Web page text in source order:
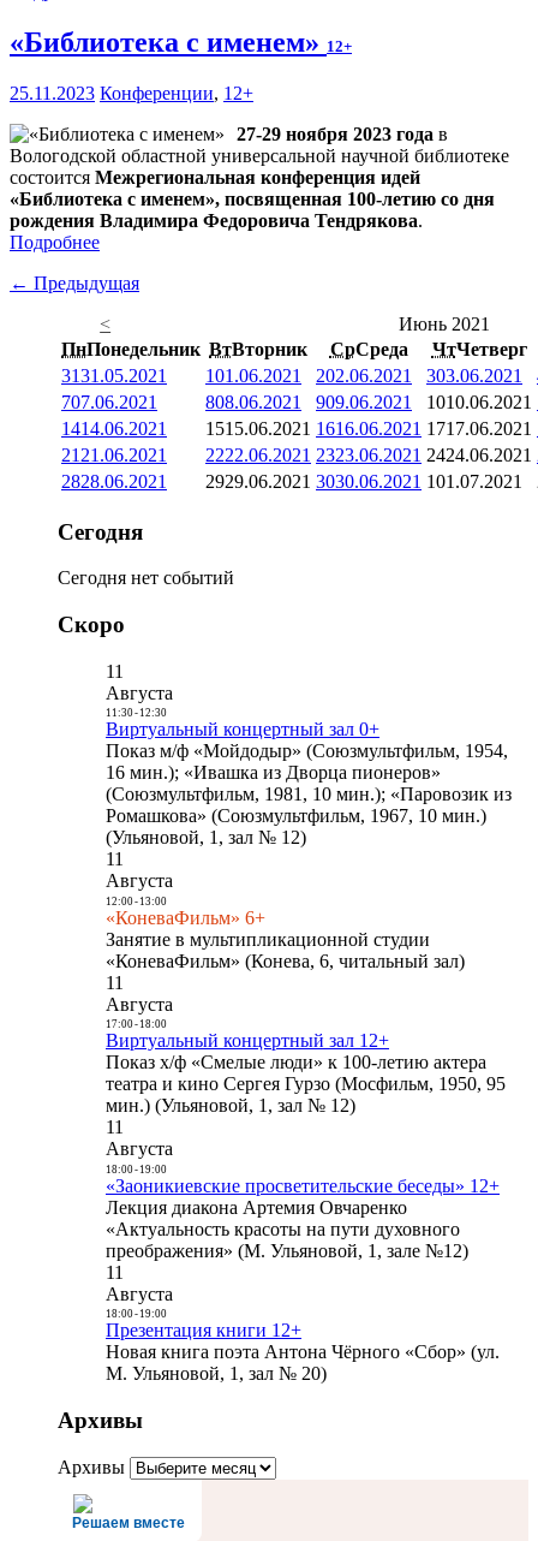
«Библиотека с именем» 12+
25.11.2023 Конференции, 12+
27-29 ноября 2023 года в
Вологодской областной универсальной научной библиотеке
состоится Межрегиональная конференция идей
«Библиотека с именем», посвященная 100-летию со дня
рождения Владимира Федоровича Тендрякова.
Подробнее
← Предыдущая
<
Июнь 2021
ПнПонедельник ВтВторник СрСреда ЧтЧетверг
3131.05.2021 101.06.2021 202.06.2021 303.06.2021
707.06.2021 808.06.2021 909.06.2021 1010.06.2021
1414.06.2021 1515.06.2021 1616.06.2021 1717.06.2021
21 21.06.2021 2222.06.2021 2323.06.2021 2424.06.2021
2828.06.2021 2929.06.2021 3030.06.2021 101.07.2021
Сегодня
Сегодня нет событий
Скоро
11
Августа
11:30- 12:30
Виртуальный концертный зал 0+
Показ м/ф «Мойдодыр» (Союзмультфильм, 1954,
16 мин.); «Ивашка из Дворца пионеров»
(Союзмультфильм, 1981, 10 мин.); «Паровозик из
Ромашкова» (Союзмультфильм, 1967, 10 мин.)
(Ульяновой, 1, зал № 12)
11
Августа
12:00- 13:00
«КоневаФильм» 6+
Занятие в мультипликационной студии
«КоневаФильм» (Конева, 6, читальный зал)
11
Августа
17:00- 18:00
Виртуальный концертный зал 12+
Показ х/ф «Смелые люди» к 100-летию актера
театра и кино Сергея Гурзо (Мосфильм, 1950, 95
мин.) (Ульяновой, 1, зал № 12)
11
Августа
18:00- 19:00
«Заоникиевские просветительские беседы» 12+
Лекция диакона Артемия Овчаренко
«Актуальность красоты на пути духовного
преображения» (М. Ульяновой, 1, зале №12)
11
Августа
18:00- 19:00
Презентация книги 12+
Новая книга поэта Антона Чёрного «Сбор» (ул.
М. Ульяновой, 1, зал № 20)
Архивы
Архивы
Решаем вместе